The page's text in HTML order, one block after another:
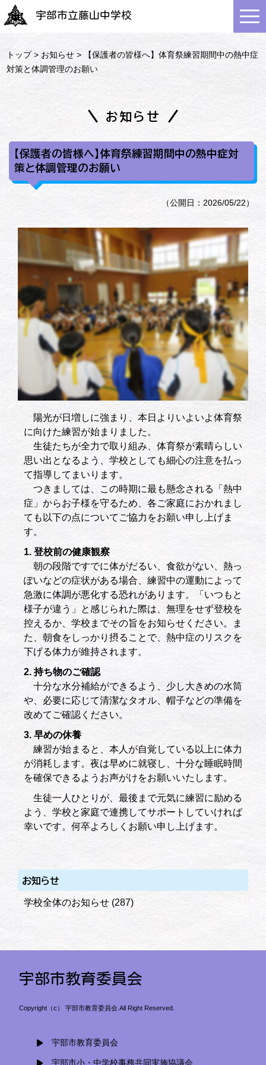
宇部市立藤山中学校
トップ> お知らせ > 【保護者の皆様へ】体育祭練習期間中の熱中症
対策と体調管理のお願い
お知らせ
【保護者の皆様へ】体育祭練習期間中の熱中症対
策と体調管理のお願い
（公開日：2026/05/22）
陽光が日増しに強まり、本日よりいよいよ体育祭
に向けた練習が始まりました。
生徒たちが全力で取り組み、体育祭が素晴らしい
思い出となるよう、学校としても細心の注意を払っ
て指導してまいります。
つきましては、この時期に最も懸念される「熱中
症」からお子様を守るため、各ご家庭におかれまし
ても以下の点についてご協力をお願い申し上げま
す。
1. 登校前の健康観察
朝の段階ですでに体がだるい、食欲がない、熱っ
ぽいなどの症状がある場合、練習中の運動によって
急激に体調が悪化する恐れがあります。「いつもと
様子が違う」と感じられた際は、無理をせず登校を
控えるか、学校までその旨をお知らせください。ま
た、朝食をしっかり摂ることで、熱中症のリスクを
下げる体力が維持されます。
2. 持ち物のご確認
十分な水分補給ができるよう、少し大きめの水筒
や、必要に応じて清潔なタオル、帽子などの準備を
改めてご確認ください。
3. 早めの休養
練習が始まると、本人が自覚している以上に体力
が消耗します。夜は早めに就寝し、十分な睡眠時間
を確保できるようお声がけをお願いいたします。
生徒一人ひとりが、最後まで元気に練習に励める
よう、学校と家庭で連携してサポートしていければ
幸いです。何卒よろしくお願い申し上げます。
お知らせ
学校全体のお知らせ (287)
宇部市教育委員会
Copyright（c） 宇部市教育委員会.All Right Reserved.
宇部市教育委員会
宇部市小・中学校事務共同実施協議会